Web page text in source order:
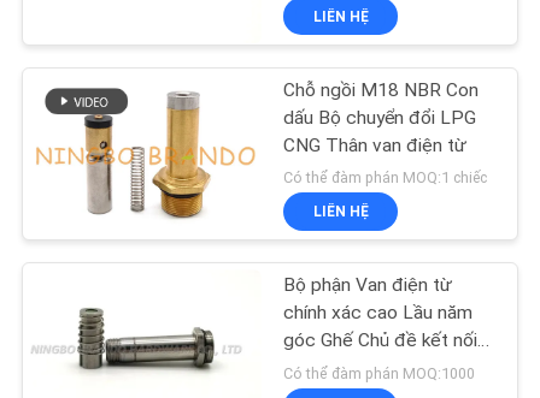
CHẤT
LƯỢNG
HỆ
VỚI
CHÚNG
TÔI
Cuộn dây điện từ
1071
LIÊN HỆ
Chỗ ngồi M18 NBR Con
dấu Bộ chuyển đổi LPG
CNG Thân van điện từ
Có thể đàm phán MOQ:1 chiếc
LIÊN HỆ
Bộ phận Van điện từ
chính xác cao Lầu năm
góc Ghế Chủ đề kết nối
phần ứng
Có thể đàm phán MOQ:1000